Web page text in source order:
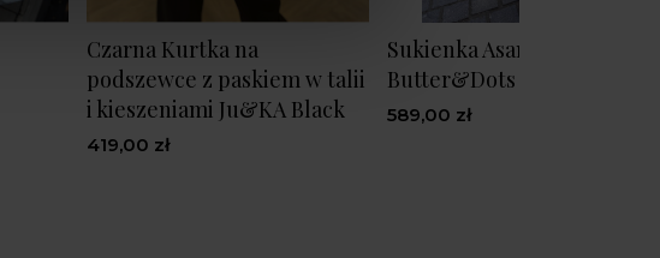
Czarna Kurtka na
podszewce z paskiem w talii
i kieszeniami Ju&KA Black
419,00 zł
Sukienka Asami
Butter&Dots
589,00 zł